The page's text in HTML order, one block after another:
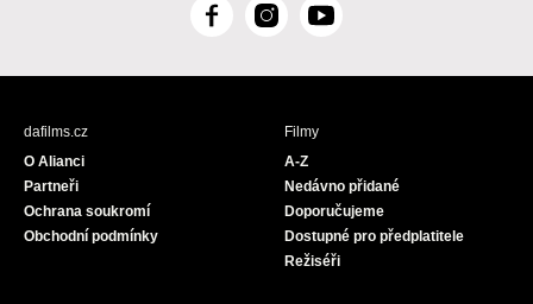
F
c
I
s
Y
u
dafilms.cz
O Alianci
Partneři
Ochrana soukromí
Obchodní podmínky
Filmy
A-Z
Nedávno přidané
Doporučujeme
Dostupné pro předplatitele
Režiséři